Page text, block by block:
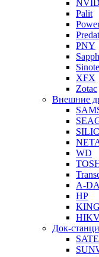
Palit
PNY
XFX
Zotac
Внешние
WD
A-
HP
Док-